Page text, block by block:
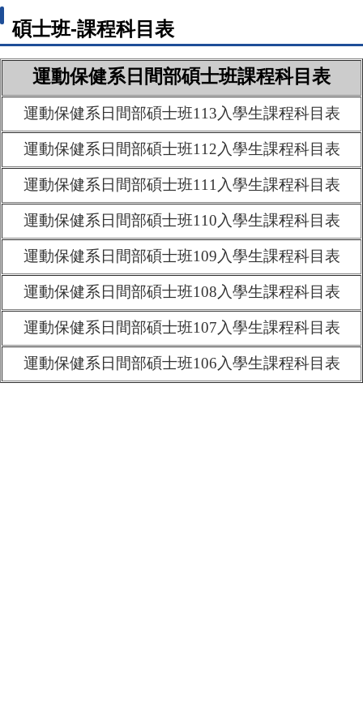
碩士班-課程科目表
運動保健系日間部碩士班課程科目表
運動保健系日間部碩士班113入學生課程科目表
運動保健系日間部碩士班112入學生課程科目表
運動保健系日間部碩士班111入學生課程科目表
運動保健系日間部碩士班110入學生課程科目表
運動保健系日間部碩士班109入學生課程科目表
運動保健系日間部碩士班108入學生課程科目表
運動保健系日間部碩士班107入學生課程科目表
運動保健系日間部碩士班106入學生課程科目表